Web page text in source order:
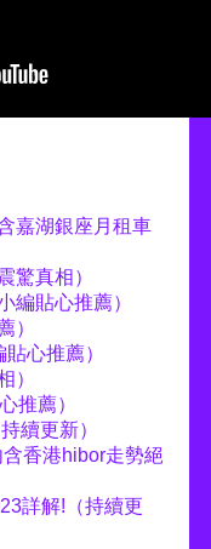
嘉湖銀座月租車
驚真相）
編貼心推薦）
）
心推薦）
）
推薦）
續更新）
香港hibor走勢絕
詳解!（持續更